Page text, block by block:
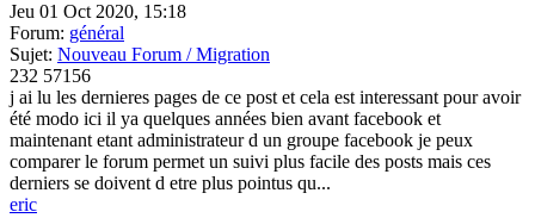
Jeu 01 Oct 2020, 15:18
Forum: général
Sujet: Nouveau Forum / Migration
232 57156
j ai lu les dernieres pages de ce post et cela est interessant pour avoir
été modo ici il ya quelques années bien avant facebook et
maintenant etant administrateur d un groupe facebook je peux
comparer le forum permet un suivi plus facile des posts mais ces
derniers se doivent d etre plus pointus qu...
eric